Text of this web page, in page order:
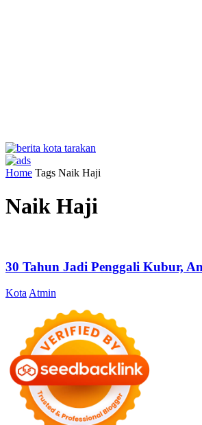
Home Tags Naik Haji
Naik Haji
30 Tahun Jadi Penggali Kubur,
Kota Atmin